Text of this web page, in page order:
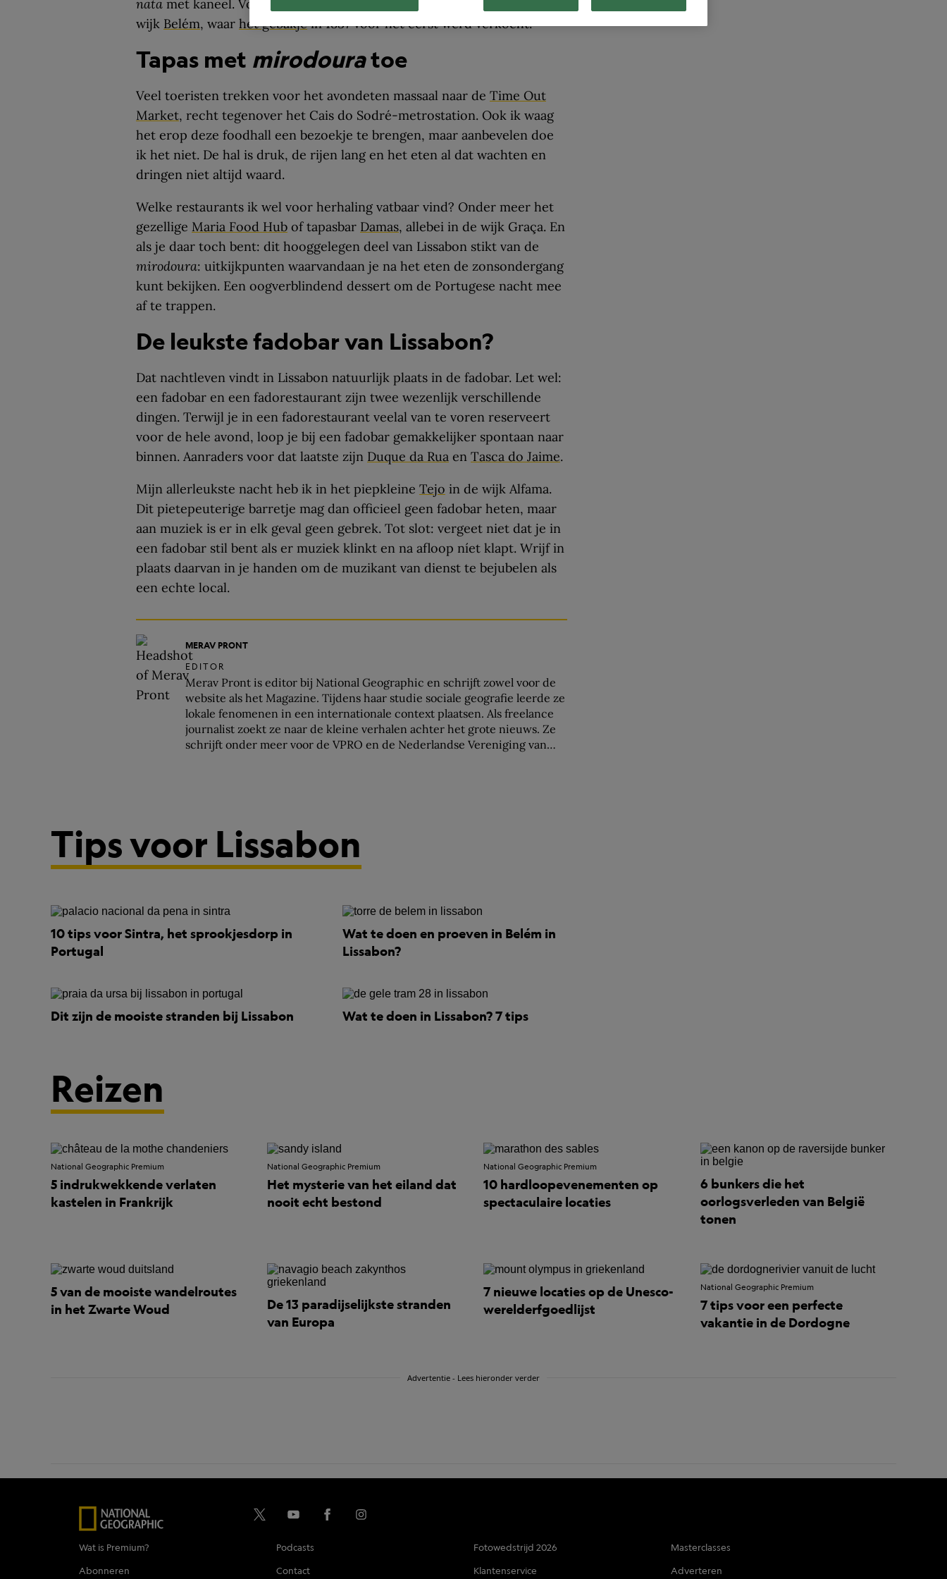
nata met kaneel. Voor de allerlekkerste pak je net als ik de trein naar de
wijk Belém, waar het gebakjein 1837 voor het eerst werd verkocht.
Tapas met mirodouratoe
Veel toeristen trekken voor het avondeten massaal naar de Time Out
Market, recht tegenover het Cais do Sodré-metrostation. Ook ik waag
het erop deze foodhall een bezoekje te brengen, maar aanbevelen doe
ik het niet. De hal is druk, de rijen lang en het eten al dat wachten en
dringen niet altijd waard.
Welke restaurants ik wel voor herhaling vatbaar vind? Onder meer het
gezellige Maria Food Hub of tapasbar Damas, allebei in de wijk Graça. En
als je daar toch bent: dit hooggelegen deel van Lissabon stikt van de
mirodoura: uitkijkpunten waarvandaan je na het eten de zonsondergang
kunt bekijken. Een oogverblindend dessert om de Portugese nacht mee
af te trappen.
De leukste fadobar van Lissabon?
Dat nachtleven vindt in Lissabon natuurlijk plaats in de fadobar. Let wel:
een fadobar en een fadorestaurant zijn twee wezenlijk verschillende
dingen. Terwijl je in een fadorestaurant veelal van te voren reserveert
voor de hele avond, loop je bij een fadobar gemakkelijker spontaan naar
binnen. Aanraders voor dat laatste zijn Duque da Rua en Tasca do Jaime.
Mijn allerleukste nacht heb ik in het piepkleine Tejo in de wijk Alfama.
Dit pietepeuterige barretje mag dan officieel geen fadobar heten, maar
aan muziek is er in elk geval geen gebrek. Tot slot: vergeet niet dat je in
een fadobar stil bent als er muziek klinkt en na afloop níet klapt. Wrijf in
plaats daarvan in je handen om de muzikant van dienst te bejubelen als
een echte local.
MERAV PRONT
EDITOR
Merav Pront is editor bij National Geographic en schrijft zowel voor de
website als het Magazine. Tijdens haar studie sociale geografie leerde ze
lokale fenomenen in een internationale context plaatsen. Als freelance
journalist zoekt ze naar de kleine verhalen achter het grote nieuws. Ze
schrijft onder meer voor de VPRO en de Nederlandse Vereniging van
Tips voor Lissabon
10 tips voor Sintra, het sprookjesdorp in
Portugal
Wat te doen en proeven in Belém in
Lissabon?
Dit zijn de mooiste stranden bij Lissabon Wat te doen in Lissabon? 7 tips
Reizen
National Geographic Premium
5 indrukwekkende verlaten
kastelen in Frankrijk
National Geographic Premium
Het mysterie van het eiland dat
nooit echt bestond
National Geographic Premium
10 hardloopevenementen op
spectaculaire locaties
6 bunkers die het
oorlogsverleden van België
tonen
5 van de mooiste wandelroutes
in het Zwarte Woud
De 13 paradijselijkste stranden
van Europa
7 nieuwe locaties op de Unesco-
werelderfgoedlijst
National Geographic Premium
7 tips voor een perfecte
vakantie in de Dordogne
Advertentie - Lees hieronder verder
Wat is Premium? Podcasts Fotowedstrijd 2026
Masterclasses
Abonneren
Contact Klantenservice Adverteren